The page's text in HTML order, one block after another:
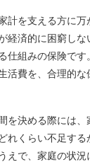
計を支える方に万
経済的に困窮しな
仕組みの保険で
活費を、合理的な
を決める際には、
れくらい不足す
えで、家庭の状